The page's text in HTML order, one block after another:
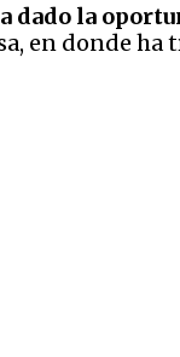
dado la
en donde ha